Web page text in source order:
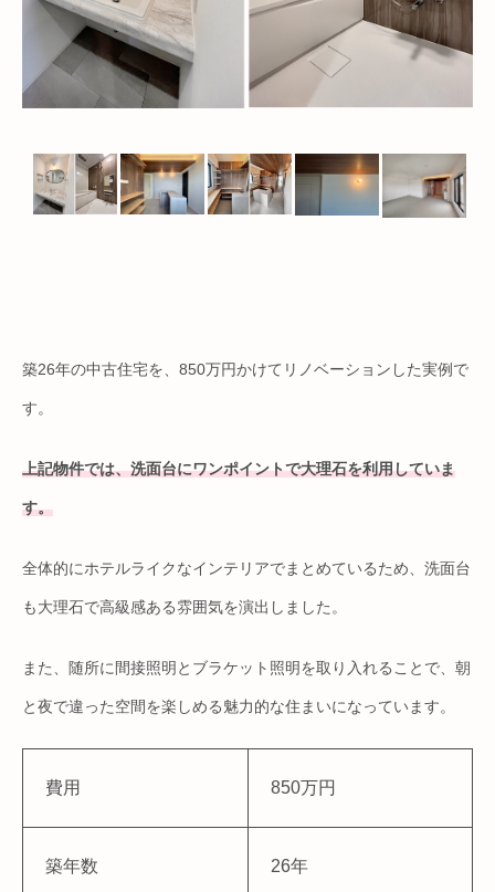
築26年の中古住宅を、850万円かけてリノベーションした実例で
す。
上記物件では、洗面台にワンポイントで大理石を利用していま
す。
全体的にホテルライクなインテリアでまとめているため、洗面台
も大理石で高級感ある雰囲気を演出しました。
また、随所に間接照明とブラケット照明を取り入れることで、朝
と夜で違った空間を楽しめる魅力的な住まいになっています。
費用 850万円
築年数 26年